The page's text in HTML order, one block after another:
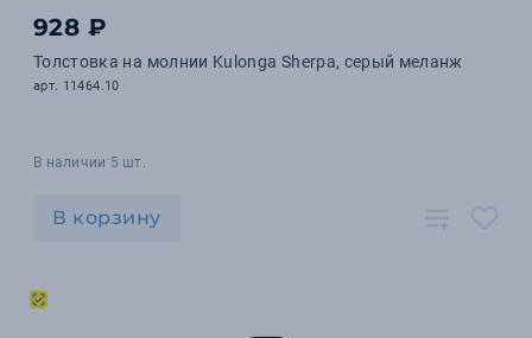
928 ₽
Толстовка на молнии Kulonga Sherpa, серый меланж
арт. 11464.10
В наличии 5 шт.
В корзину